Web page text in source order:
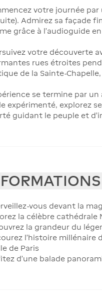
votre journée
Admirez sa façade
grâce à l'audioguide
votre découverte
rues étroites
de la Sainte-
se termine par
expérimenté, explorez
guidant le peuple et
vous devant la
la célèbre
la grandeur du
l'histoire millénaire
de Paris
d'une balade